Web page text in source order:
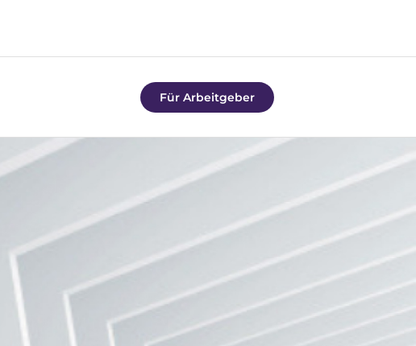
Für Arbeitgeber